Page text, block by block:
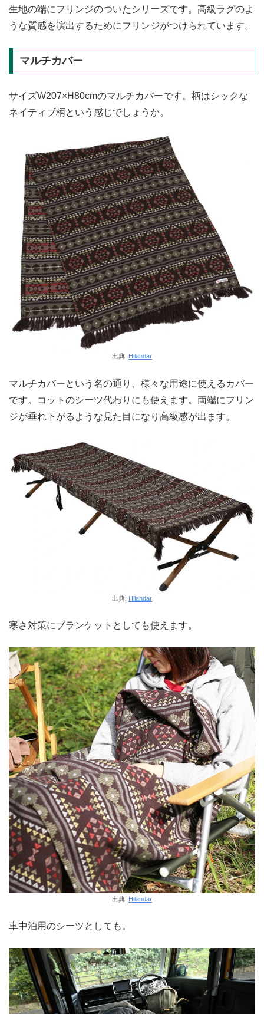
生地の端にフリンジのついたシリーズです。高級ラグのよ
うな質感を演出するためにフリンジがつけられています。
マルチカバー
サイズW207×H80cmのマルチカバーです。柄はシックな
ネイティブ柄という感じでしょうか。
出典: Hilandar
マルチカバーという名の通り、様々な用途に使えるカバー
です。コットのシーツ代わりにも使えます。両端にフリン
ジが垂れ下がるような見た目になり高級感が出ます。
出典: Hilandar
寒さ対策にブランケットとしても使えます。
出典: Hilandar
車中泊用のシーツとしても。